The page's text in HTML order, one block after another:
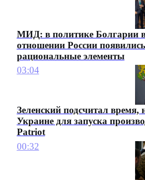
МИД: в политике Болгарии
отношении России появились
рациональные элементы
03:04
Зеленский подсчитал время,
Украине для запуска
Patriot
00:32